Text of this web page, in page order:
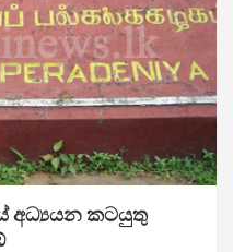
අධ්‍යයන කටයුතු